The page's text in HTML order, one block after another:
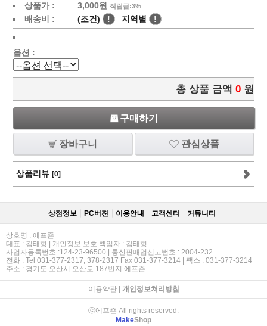
상품가 : 3,000원 적립금:3%
배송비 : (조건) ! 지역별 !
옵션 :
총 상품 금액 0 원
구매하기
장바구니 관심상품
상품리뷰 [0]
상점정보 PC버젼 이용안내 고객센터 커뮤니티
상호명 : 에프죤
대표 : 김태형 | 개인정보 보호 책임자 : 김태형
사업자등록번호 :124-23-96500 | 통신판매업신고번호 : 2004-232
전화 : Tel 031-377-2317, 378-2317 Fax 031-377-3214 | 팩스 : 031-377-3214
주소 : 경기도 오산시 오산로 187번지 에프죤
이용약관| 개인정보처리방침
ⓒ에프죤 All rights reserved.
MakeShop